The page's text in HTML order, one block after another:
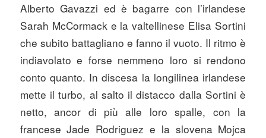
Alberto Gavazzi ed è bagarre con l’irlandese
Sarah McCormack e la valtellinese Elisa Sortini
che subito battagliano e fanno il vuoto. Il ritmo è
indiavolato e forse nemmeno loro si rendono
conto quanto. In discesa la longilinea irlandese
mette il turbo, al salto il distacco dalla Sortini è
netto, ancor di più alle loro spalle, con la
francese Jade Rodriguez e la slovena Mojca